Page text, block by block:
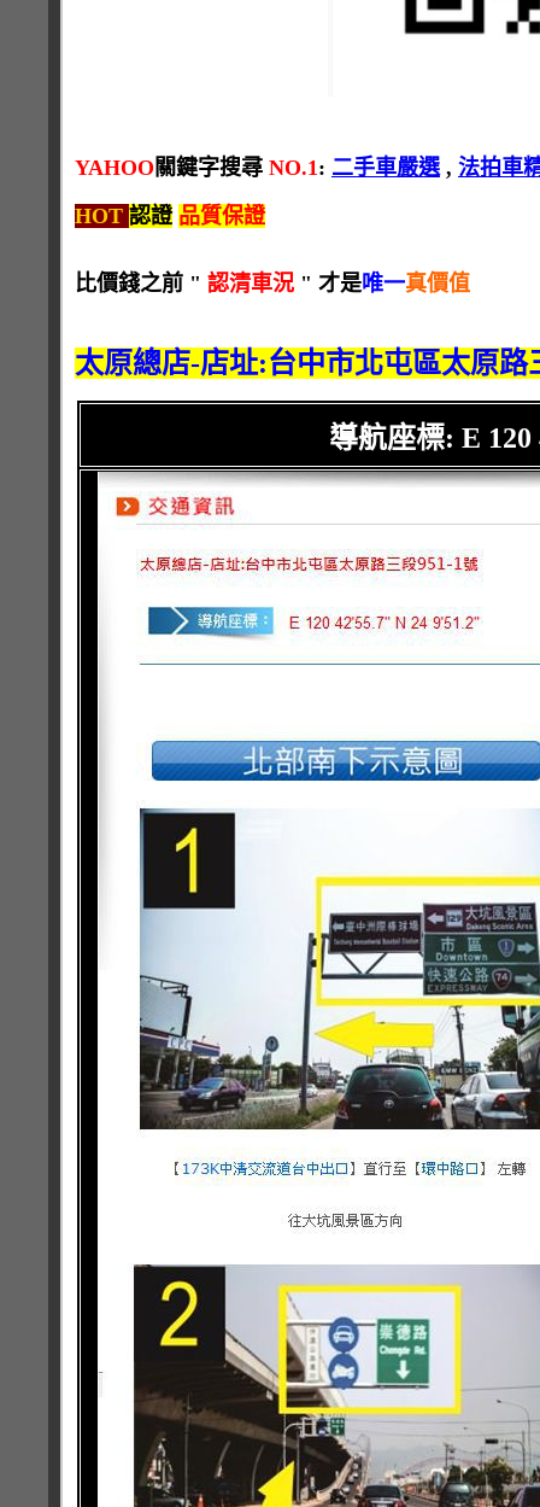
YAHOO 關鍵字搜尋 NO.1: 二手車嚴選, 法拍車
HOT 認證 品質保證
比價錢之前 " 認清車況 " 才是唯一真價值
太原總店-店址:台中市北屯區太原路
導航座標: E